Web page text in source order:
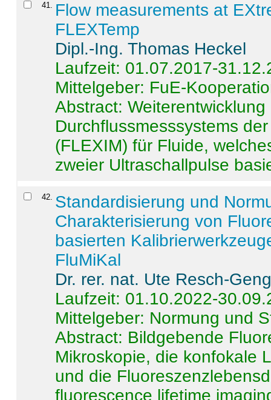
41. Flow measurements at
FLEXTemp
Dipl.-Ing. Thomas Heckel
Laufzeit: 01.07.2017-
Mittelgeber: FuE-
Abstract:
Durchflussmesssystems
(FLEXIM) für Fluide,
zweier Ultraschallpulse
42. Standardisierung und
Charakterisierung von
basierten
FluMiKal
Dr. rer. nat. Ute Resch-
Laufzeit: 01.10.2022-
Mittelgeber: Normung und
Abstract: Bildgebende
Mikroskopie, die konfokale
und die
fluorescence lifetime